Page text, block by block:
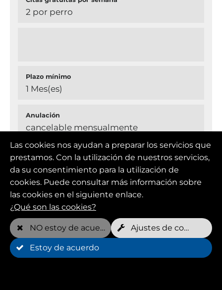
2 por perro
Plazo mínimo
1 Mes(es)
Anulación
cancelable mensualmente
Miembro (FOREVER YOUNG)
Precio mensual
2 por perro
Las cookies nos ayudan a preparar los servicios que
prestamos. Con la utilización de nuestros servicios,
da su consentimiento para la utilización de
cookies. Puede consultar más información sobre
las cookies en el siguiente enlace.
¿Qué son las cookies?
NO estoy de acuerdo Ajustes de cookies
Estoy de acuerdo